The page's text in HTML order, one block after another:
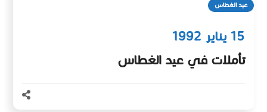
عيد الغطاس
15 يناير 1992
تأملات في عيد الغطاس